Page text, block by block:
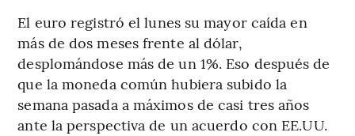
El euro registró el lunes su mayor caída en
más de dos meses frente al dólar,
desplomándose más de un 1%. Eso después de
que la moneda común hubiera subido la
semana pasada a máximos de casi tres años
ante la perspectiva de un acuerdo con EE.UU.